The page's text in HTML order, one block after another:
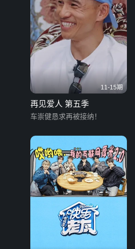
11-15期
再见爱人 第五季
车崇健恳求再被接纳！